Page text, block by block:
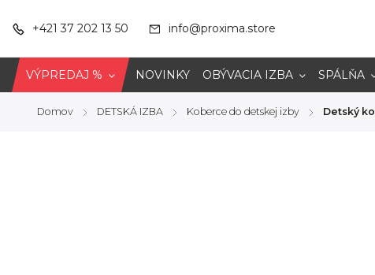
+421 37 202 13 50 info@proxima.store
VÝPREDAJ % NOVINKY OBÝVACIA IZBA SPÁLŇA
Domov / DETSKÁ IZBA / Koberce do detskej izby / Detský